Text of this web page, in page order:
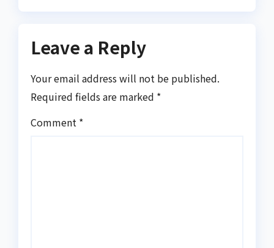
Leave a Reply
Your email address will not be published.
Required fields are marked *
Comment *